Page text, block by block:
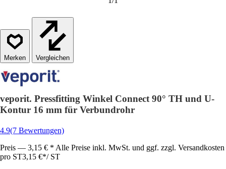
Vergleichen
veporit. Pressfitting Winkel Connect 90° TH und U-
Kontur 16 mm für Verbundrohr
4.9(7 Bewertungen)
Preis — 3,15 € * Alle Preise inkl. MwSt. und ggf. zzgl. Versandkosten
pro ST3,15 €*/ ST